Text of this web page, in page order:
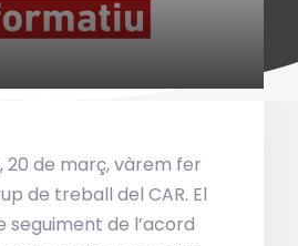
20 de març, vàrem fer
de treball del CAR. El
seguiment de l’acord